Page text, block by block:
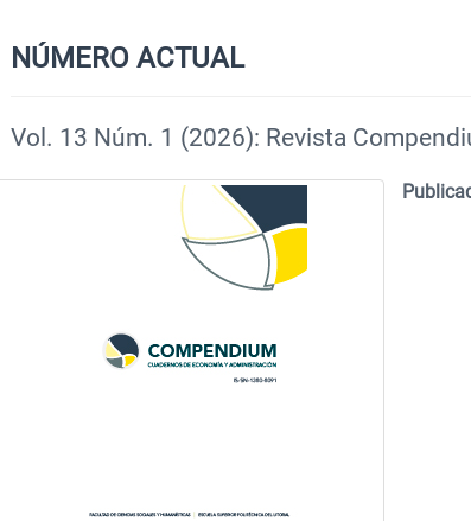
NÚMERO ACTUAL
Vol. 13 Núm. 1 (2026): Revista